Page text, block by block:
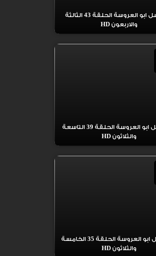
مسلسل ابو العروسة الحلقة 43 الثالثة
والاربعون HD
مسلسل ابو العروسة الحلقة 39 التاسعة
والثلاثون HD
مسلسل ابو العروسة الحلقة 35 الخامسة
والثلاثون HD